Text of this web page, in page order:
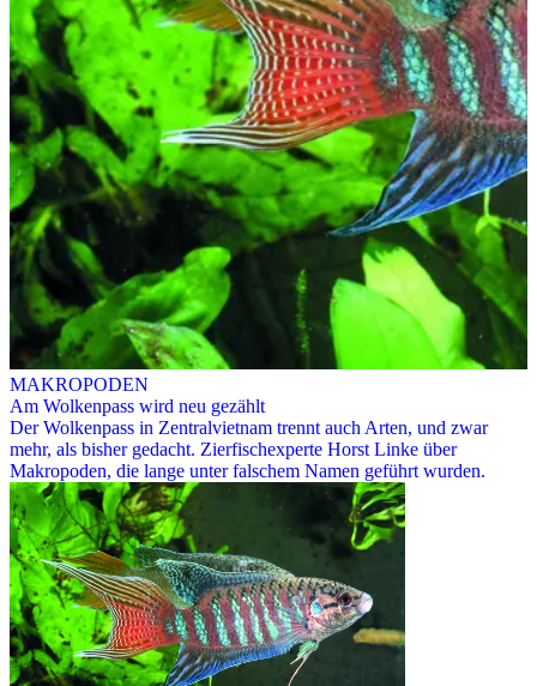
MAKROPODEN
Am Wolkenpass wird neu gezählt
Der Wolkenpass in Zentralvietnam trennt auch Arten, und zwar
mehr, als bisher gedacht. Zierfischexperte Horst Linke über
Makropoden, die lange unter falschem Namen geführt wurden.